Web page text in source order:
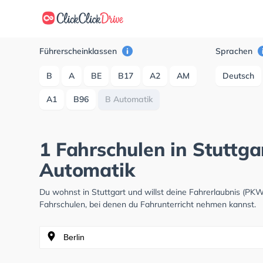
Führerscheinklassen
B A BE B17 A2 AM
A1 B96 B Automatik
Sprachen
Deutsch
1 Fahrschulen in
Automatik
Du wohnst in Stuttgart und willst deine Fahrerlaubnis
Fahrschulen, bei denen du Fahrunterricht nehmen kannst.